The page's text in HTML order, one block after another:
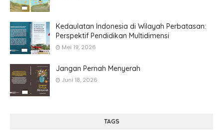
Kedaulatan Indonesia di Wilayah Perbatasan:
Perspektif Pendidikan Multidimensi
Mei 19, 2026
Jangan Pernah Menyerah
Juni 18, 2026
TAGS